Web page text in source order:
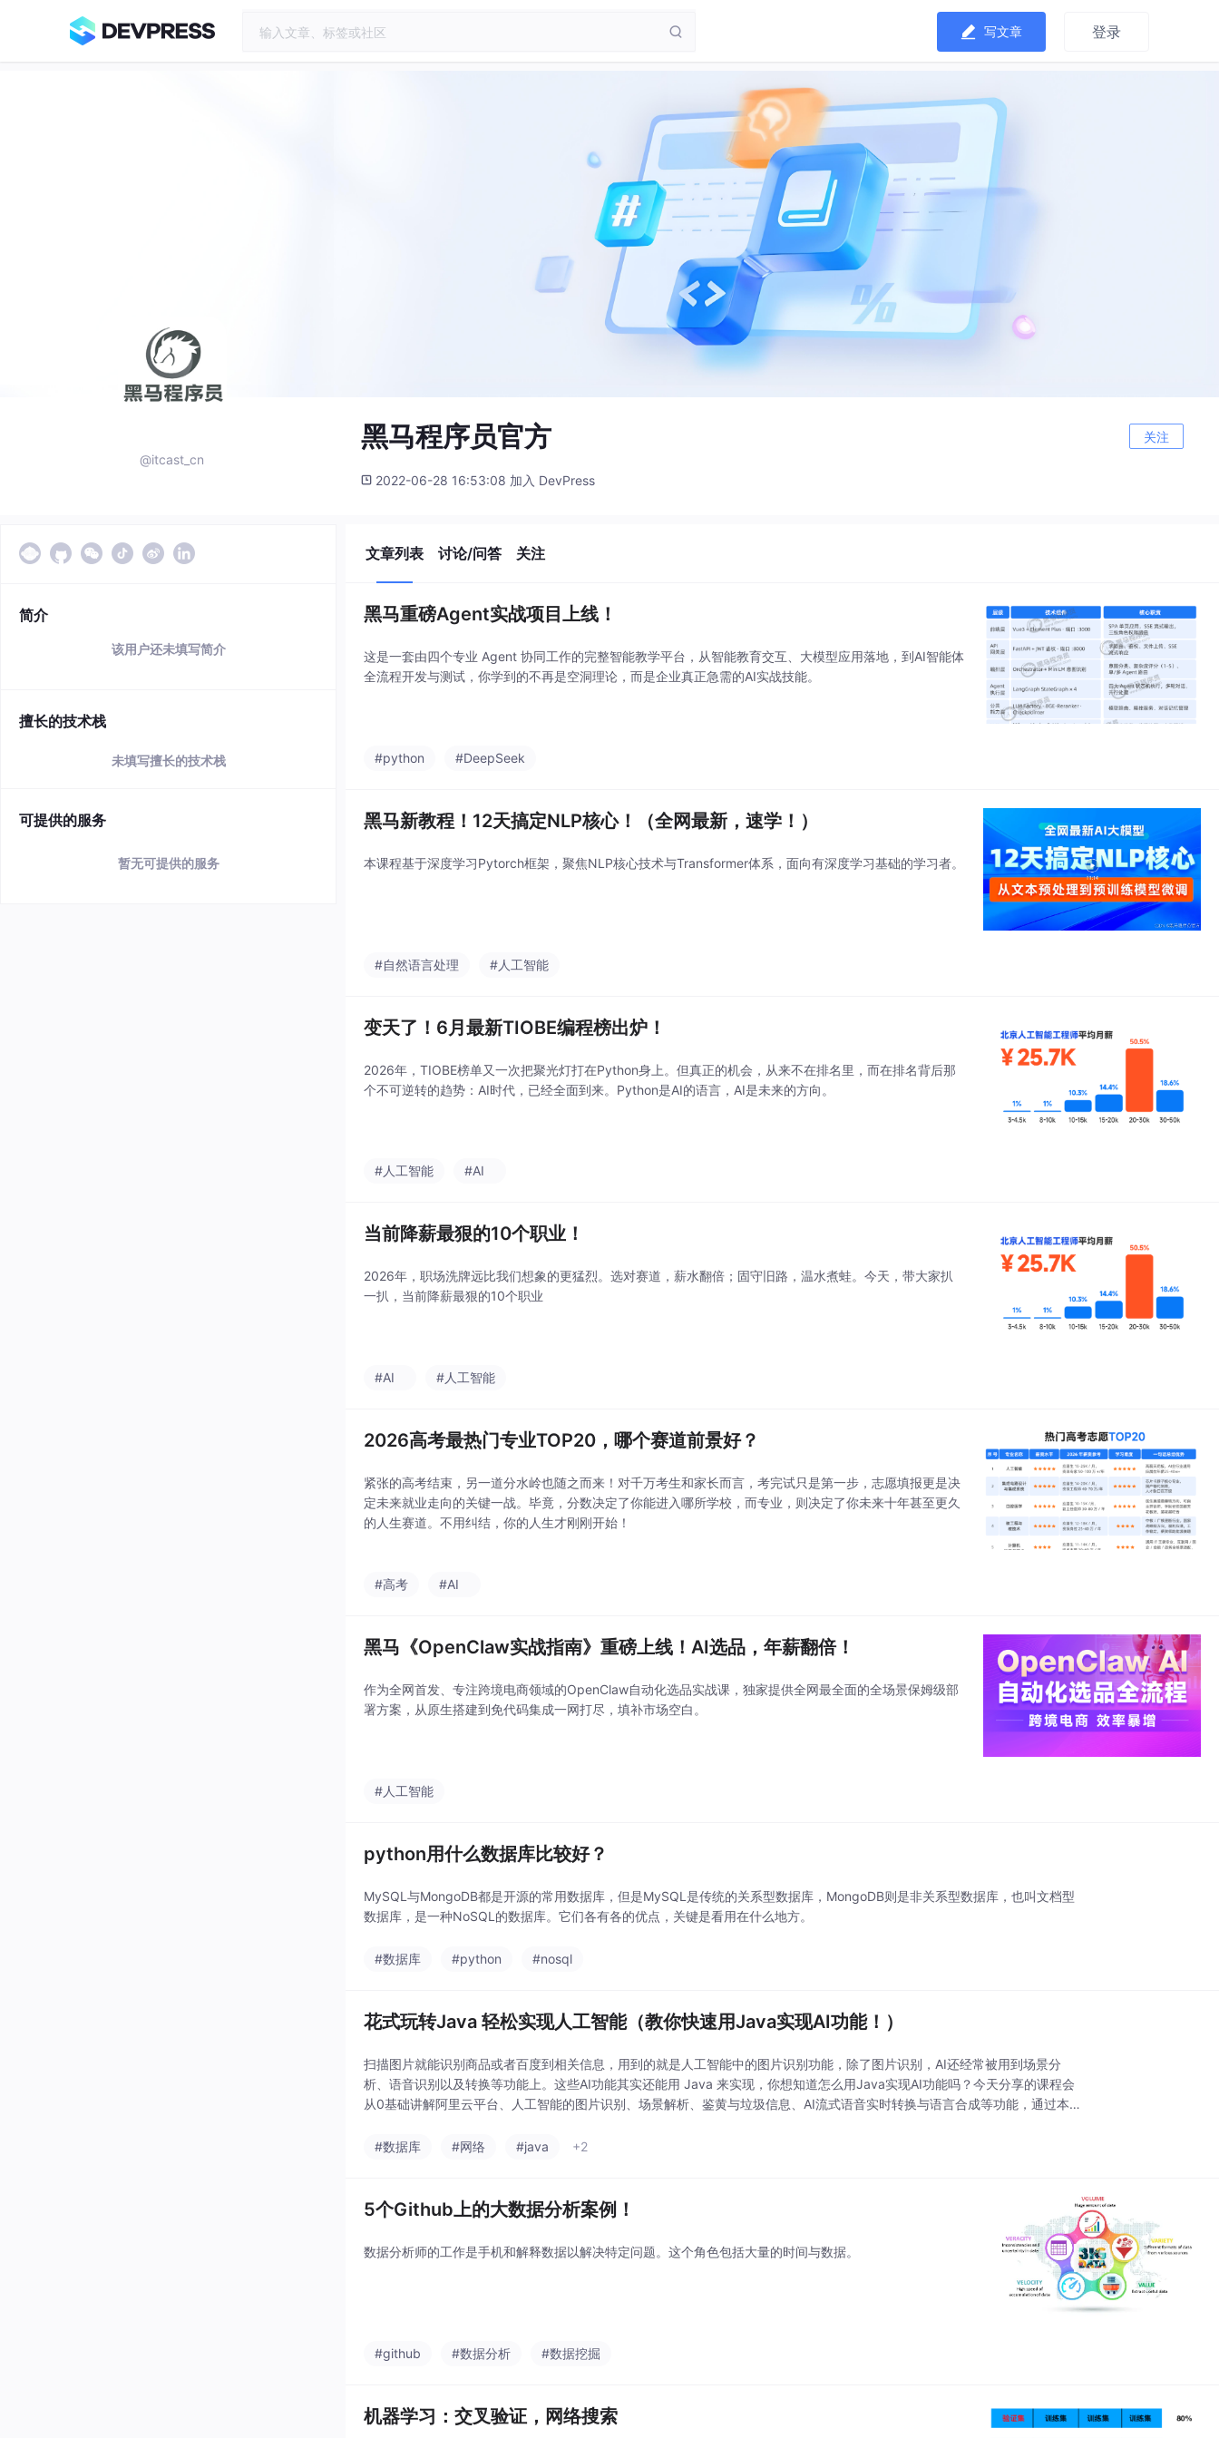
写文章 登录
@itcast_cn
黑马程序员官方 关注
2022-06-28 16:53:08 加入 DevPress
简介
该用户还未填写简介
擅长的技术栈
未填写擅长的技术栈
可提供的服务
暂无可提供的服务
文章列表 讨论/问答 关注
黑马重磅Agent实战项目上线！
这是一套由四个专业 Agent 协同工作的完整智能教学平台，从智能教育交互、大模型应用落地，到AI智能体
全流程开发与测试，你学到的不再是空洞理论，而是企业真正急需的AI实战技能。
#python #DeepSeek
黑马新教程！12天搞定NLP核心！（全网最新，速学！）
本课程基于深度学习Pytorch框架，聚焦NLP核心技术与Transformer体系，面向有深度学习基础的学习者。
#自然语言处理 #人工智能
变天了！6月最新TIOBE编程榜出炉！
2026年，TIOBE榜单又一次把聚光灯打在Python身上。但真正的机会，从来不在排名里，而在排名背后那
个不可逆转的趋势：AI时代，已经全面到来。Python是AI的语言，AI是未来的方向。
#人工智能 #AI
当前降薪最狠的10个职业！
2026年，职场洗牌远比我们想象的更猛烈。选对赛道，薪水翻倍；固守旧路，温水煮蛙。今天，带大家扒
一扒，当前降薪最狠的10个职业
#AI #人工智能
2026高考最热门专业TOP20，哪个赛道前景好？
紧张的高考结束，另一道分水岭也随之而来！对千万考生和家长而言，考完试只是第一步，志愿填报更是决
定未来就业走向的关键一战。毕竟，分数决定了你能进入哪所学校，而专业，则决定了你未来十年甚至更久
的人生赛道。不用纠结，你的人生才刚刚开始！
#高考 #AI
黑马《OpenClaw实战指南》重磅上线！AI选品，年薪翻倍！
作为全网首发、专注跨境电商领域的OpenClaw自动化选品实战课，独家提供全网最全面的全场景保姆级部
署方案，从原生搭建到免代码集成一网打尽，填补市场空白。
#人工智能
python用什么数据库比较好？
MySQL与MongoDB都是开源的常用数据库，但是MySQL是传统的关系型数据库，MongoDB则是非关系型数据库，也叫文档型
数据库，是一种NoSQL的数据库。它们各有各的优点，关键是看用在什么地方。
#数据库 #python #nosql
花式玩转Java 轻松实现人工智能（教你快速用Java实现AI功能！）
扫描图片就能识别商品或者百度到相关信息，用到的就是人工智能中的图片识别功能，除了图片识别，AI还经常被用到场景分
析、语音识别以及转换等功能上。这些AI功能其实还能用 Java 来实现，你想知道怎么用Java实现AI功能吗？今天分享的课程会
从0基础讲解阿里云平台、人工智能的图片识别、场景解析、鉴黄与垃圾信息、AI流式语音实时转换与语言合成等功能，通过本
#数据库
#网络 #java +2
5个Github上的大数据分析案例！
数据分析师的工作是手机和解释数据以解决特定问题。这个角色包括大量的时间与数据。
#github #数据分析 #数据挖掘
机器学习：交叉验证，网络搜索